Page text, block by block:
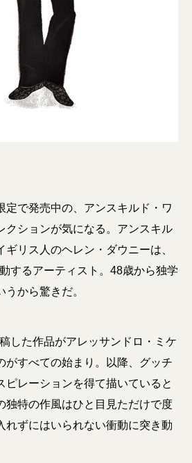
定で発売中の、アンスキルド・ワ
クションが気になる。アンスキル
ギリス人のヘレン・ダウニーは、
するアーティスト。48歳から独学
から驚きだ。
した作品がアレッサンドロ・ミケ
がすべての始まり。以降、グッチ
ピレーションを得て描いていると
独特の作風はひと目見ただけで度
れずにはいられない衝動に突き動